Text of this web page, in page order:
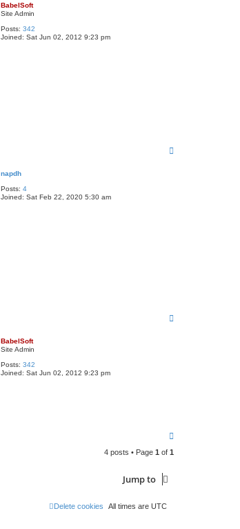
BabelSoft
Site Admin
Posts: 342
Joined: Sat Jun 02, 2012 9:23 pm
napdh
Posts: 4
Joined: Sat Feb 22, 2020 5:30 am
BabelSoft
Site Admin
Posts: 342
Joined: Sat Jun 02, 2012 9:23 pm
p
4 posts • Page 1 of 1
Jump to
All times are UTC
Delete cookies